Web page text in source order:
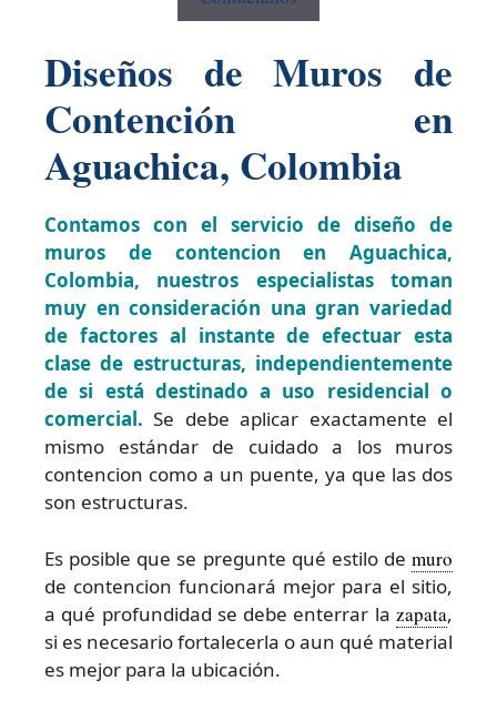
Diseños de Muros de
Contención en
Aguachica, Colombia
Contamos con el servicio de diseño de
muros de contencion en Aguachica,
Colombia, nuestros especialistas toman
muy en consideración una gran variedad
de factores al instante de efectuar esta
clase de estructuras, independientemente
de si está destinado a uso residencial o
comercial. Se debe aplicar exactamente el
mismo estándar de cuidado a los muros
contencion como a un puente, ya que las dos
son estructuras.
Es posible que se pregunte qué estilo de muro
de contencion funcionará mejor para el sitio,
a qué profundidad se debe enterrar la zapata,
si es necesario fortalecerla o aun qué material
es mejor para la ubicación.